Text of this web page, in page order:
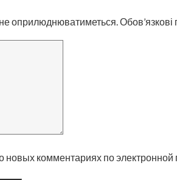
оприлюднюватиметься.
новых комментариях по электронной